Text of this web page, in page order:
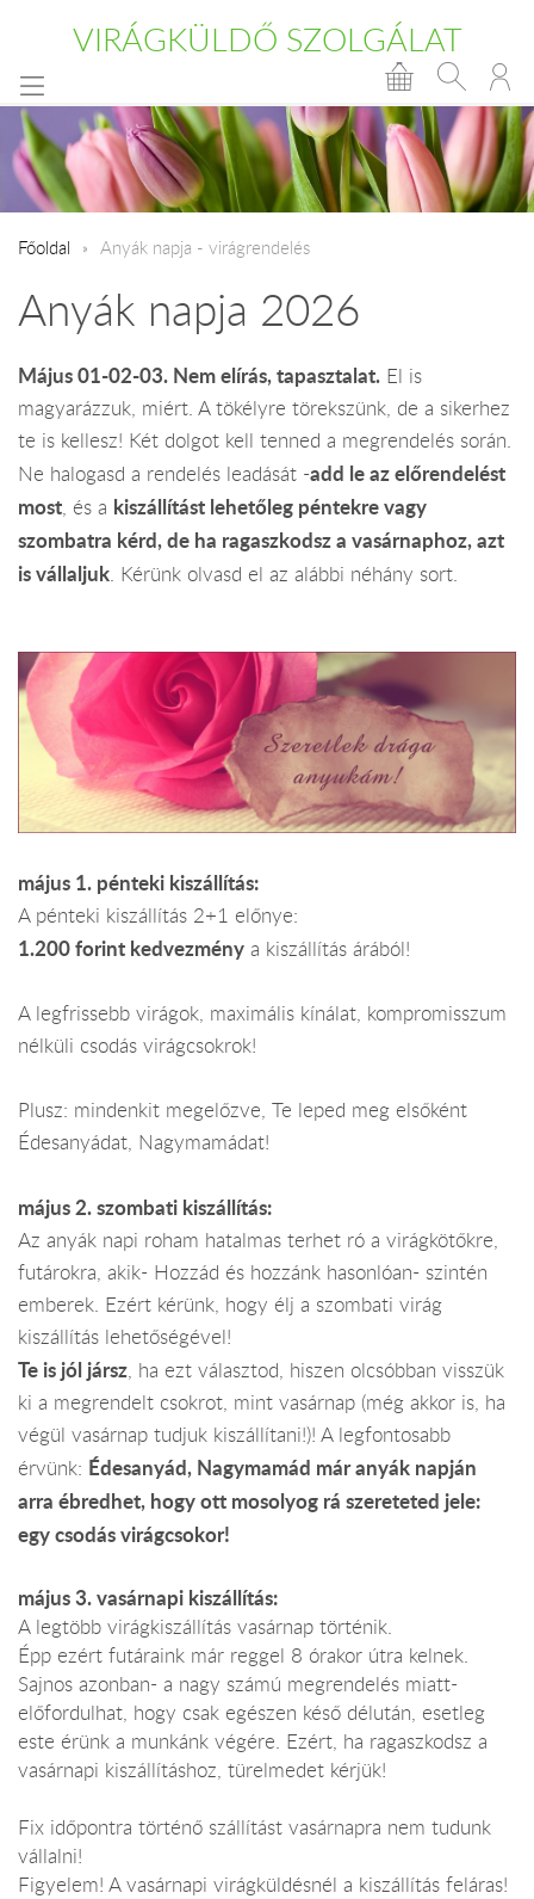
VIRÁGKÜLDŐ SZOLGÁLAT
Főoldal Anyák napja - virágrendelés
Anyák napja 2026
Május 01-02-03. Nem elírás, tapasztalat. El is
magyarázzuk, miért. A tökélyre törekszünk, de a sikerhez
te is kellesz! Két dolgot kell tenned a megrendelés során.
Ne halogasd a rendelés leadását -add le az előrendelést
most, és a kiszállítást lehetőleg péntekre vagy
szombatra kérd, de ha ragaszkodsz a vasárnaphoz, azt
is vállaljuk. Kérünk olvasd el az alábbi néhány sort.
május 1. pénteki kiszállítás:
A pénteki kiszállítás 2+1 előnye:
1.200 forint kedvezmény a kiszállítás árából!
A legfrissebb virágok, maximális kínálat, kompromisszum
nélküli csodás virágcsokrok!
Plusz: mindenkit megelőzve, Te leped meg elsőként
Édesanyádat, Nagymamádat!
május 2. szombati kiszállítás:
Az anyák napi roham hatalmas terhet ró a virágkötőkre,
futárokra, akik- Hozzád és hozzánk hasonlóan- szintén
emberek. Ezért kérünk, hogy élj a szombati virág
kiszállítás lehetőségével!
Te is jól jársz, ha ezt választod, hiszen olcsóbban visszük
ki a megrendelt csokrot, mint vasárnap (még akkor is, ha
végül vasárnap tudjuk kiszállítani!)! A legfontosabb
érvünk: Édesanyád, Nagymamád már anyák napján
arra ébredhet, hogy ott mosolyog rá szereteted jele:
egy csodás virágcsokor!
május 3. vasárnapi kiszállítás:
A legtöbb virágkiszállítás vasárnap történik.
Épp ezért futáraink már reggel 8 órakor útra kelnek.
Sajnos azonban- a nagy számú megrendelés miatt-
előfordulhat, hogy csak egészen késő délután, esetleg
este érünk a munkánk végére. Ezért, ha ragaszkodsz a
vasárnapi kiszállításhoz, türelmedet kérjük!
Fix időpontra történő szállítást vasárnapra nem tudunk
vállalni!
Figyelem! A vasárnapi virágküldésnél a kiszállítás feláras!